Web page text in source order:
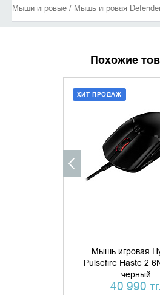
Мыши игровые / Мышь игровая
Похожие
Мышь игровая
Pulsefire Haste 2
черный
40 990 тг.
ХИТ ПРОДАЖ
ДОБАВИТЬ В
КУПИТЬ В 1